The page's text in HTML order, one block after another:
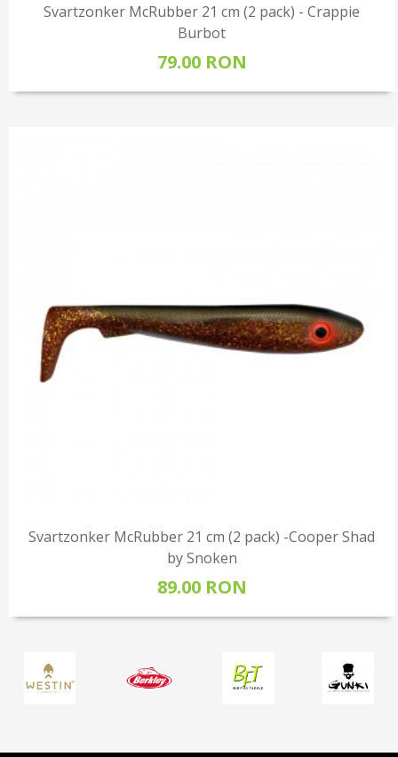
Svartzonker McRubber 21 cm (2 pack) - Crappie
Burbot
79.00 RON
Svartzonker McRubber 21 cm (2 pack) -Cooper Shad
by Snoken
89.00 RON